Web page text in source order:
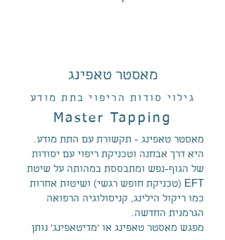
מאסטר טאפינג
גילוי סודות הריפוי בתת מודע
Master Tapping
מאסטר טאפינג - תקשורת עם התת מודע.
היא דרך אבחנה וטכניקת ריפוי עם יסודות
של הגוף-נפש ומתבססת במהותה על שיטת
EFT (טכניקת חופש רגשי) ושיטות אחרות
כמו ריקול הילינג, קניסולוגיה הרפואה
הגרמנית החדשה.
מפגש מאסטר טאפינג או 'מדיטאפינג' נותן